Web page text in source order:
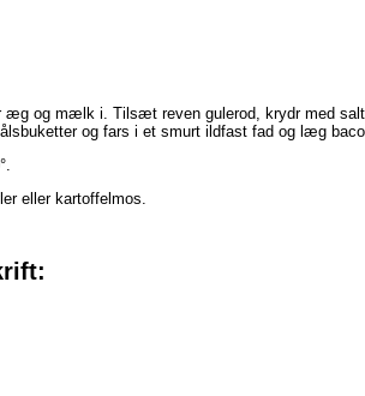
æg og mælk i. Tilsæt reven gulerod, krydr med
og fars i et smurt ildfast fad og læg
eller kartoffelmos.